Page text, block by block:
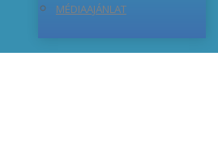
MÉDIAAJÁNLAT